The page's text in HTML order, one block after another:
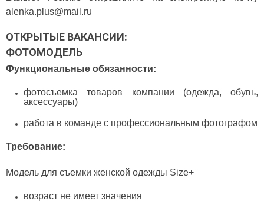
alenka.plus@mail.ru
ОТКРЫТЫЕ ВАКАНСИИ:
ФОТОМОДЕЛЬ
Функциональные обязанности:
фотосъемка товаров компании (одежда, обувь,
аксессуары)
работа в команде с профессиональным фотографом
Требование:
Модель для съемки женской одежды Size+
возраст не имеет значения